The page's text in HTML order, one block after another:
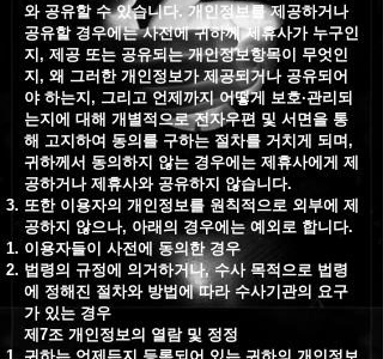
와 공유할 수 있습니다. 개인정보를 제공하거나
공유할 경우에는 사전에 귀하께 제휴사가 누구인
지, 제공 또는 공유되는 개인정보항목이 무엇인
지, 왜 그러한 개인정보가 제공되거나 공유되어
야 하는지, 그리고 언제까지 어떻게 보호·관리되
는지에 대해 개별적으로 전자우편 및 서면을 통
해 고지하여 동의를 구하는 절차를 거치게 되며,
귀하께서 동의하지 않는 경우에는 제휴사에게 제
공하거나 제휴사와 공유하지 않습니다.
또한 이용자의 개인정보를 원칙적으로 외부에 제
공하지 않으나, 아래의 경우에는 예외로 합니다.
이용자들이 사전에 동의한 경우
법령의 규정에 의거하거나, 수사 목적으로 법령
에 정해진 절차와 방법에 따라 수사기관의 요구
가 있는 경우
제7조 개인정보의 열람 및 정정